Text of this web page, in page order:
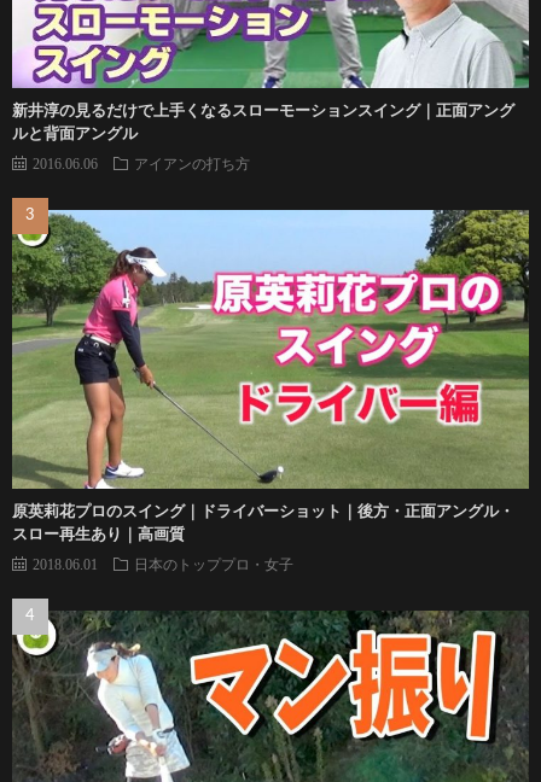
新井淳の見るだけで上手くなるスローモーションスイング｜正面アング
ルと背面アングル
2016.06.06 アイアンの打ち方
原英莉花プロのスイング｜ドライバーショット｜後方・正面アングル・
スロー再生あり｜高画質
2018.06.01 日本のトッププロ・女子